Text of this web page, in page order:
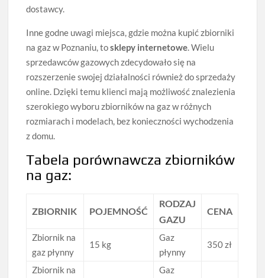
dostawcy.
Inne godne uwagi miejsca, gdzie można kupić zbiorniki
na gaz w Poznaniu, tosklepy internetowe. Wielu
sprzedawców gazowych zdecydowało się na
rozszerzenie swojej działalności również do sprzedaży
online. Dzięki temu klienci mają możliwość znalezienia
szerokiego wyboru zbiorników na gaz w różnych
rozmiarach i modelach, bez konieczności wychodzenia
z domu.
Tabela porównawcza zbiorników
na gaz:
ZBIORNIK POJEMNOŚĆ
RODZAJ
GAZU
CENA
Zbiornik na
gaz płynny
15 kg
Gaz
płynny
350 zł
Zbiornik na
Gaz